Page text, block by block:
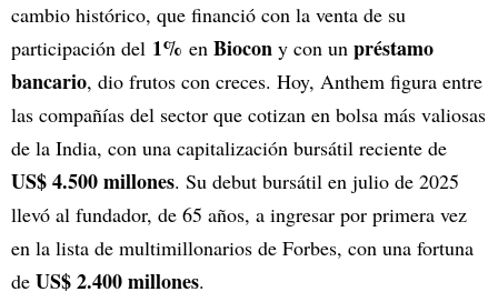
cambio histórico, que financió con la venta de su
participación del 1% en Biocon y con un préstamo
bancario, dio frutos con creces. Hoy, Anthem figura entre
las compañías del sector que cotizan en bolsa más valiosas
de la India, con una capitalización bursátil reciente de
US$ 4.500 millones. Su debut bursátil en julio de 2025
llevó al fundador, de 65 años, a ingresar por primera vez
en la lista de multimillonarios de Forbes, con una fortuna
de US$ 2.400 millones.